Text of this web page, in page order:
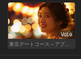
Vol.9
東京デートコース～アプリで始まる恋～